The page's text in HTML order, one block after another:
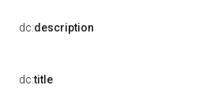
dc:description
dc:title